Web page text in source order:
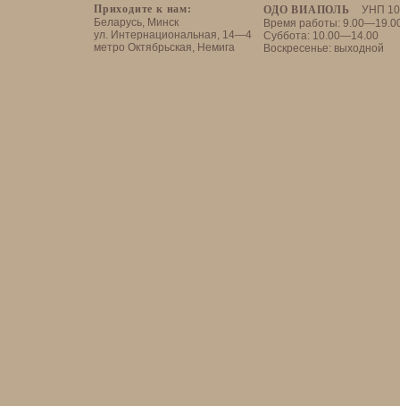
ОДО ВИАПОЛЬ
УНП
Время работы:
Суббота: 10.00—14.00
Воскресенье: выходной
Приходите к нам:
Беларусь, Минск
ул. Интернациональная, 14—4
метро Октябрьская, Немига